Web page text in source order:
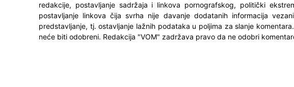
redakcije, postavljanje sadržaja i linkova pornografskog, politički
postavljanje linkova čija svrha nije davanje dodatanih informacija
predstavljanje, tj. ostavljanje lažnih podataka u poljima za slanje
neće biti odobreni. Redakcija "VOM" zadržava pravo da ne odobri